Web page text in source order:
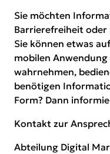
Sie möchten
Barrierefreiheit oder
Sie können etwas
mobilen
wahrnehmen,
benötigen
Form? Dann
Kontakt zur
Abteilung Digital